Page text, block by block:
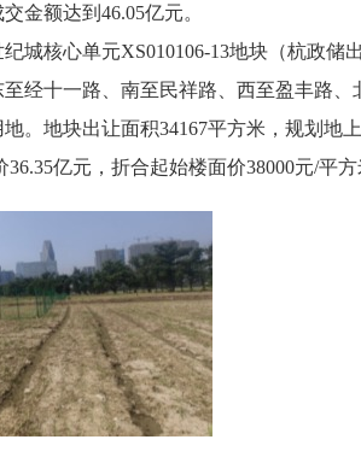
金额达到46.05亿元。
城核心单元XS010106-13地块（杭政储
经十一路、南至民祥路、西至盈丰路、
。地块出让面积34167平方米，规划地
亿元，折合起始楼面价38000元/平方